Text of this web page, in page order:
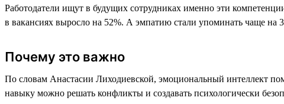
Работодатели ищут в будущих сотрудниках именно эти
в вакансиях выросло на 52%. А эмпатию стали упоминать чаще на
Почему это важно
По словам Анастасии Лиходиевской, эмоциональный интеллект
навыку можно решать конфликты и создавать психологически